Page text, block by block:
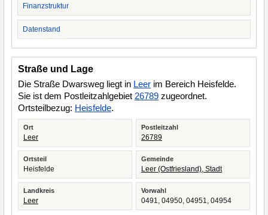
Finanzstruktur
Datenstand
Straße und Lage
Die Straße Dwarsweg liegt in Leer im Bereich Heisfelde.
Sie ist dem Postleitzahlgebiet 26789 zugeordnet.
Ortsteilbezug: Heisfelde.
Ort
Leer
Postleitzahl
26789
Ortsteil
Heisfelde
Gemeinde
Leer (Ostfriesland), Stadt
Landkreis
Leer
Vorwahl
0491, 04950, 04951, 04954